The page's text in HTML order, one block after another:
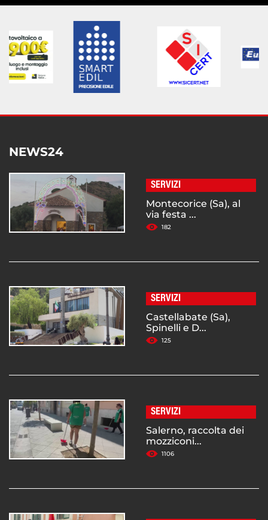
NEWS24
SERVIZI
Montecorice (Sa), al
via festa ...
182
SERVIZI
Castellabate (Sa),
Spinelli e D...
125
SERVIZI
Salerno, raccolta dei
mozziconi...
1106